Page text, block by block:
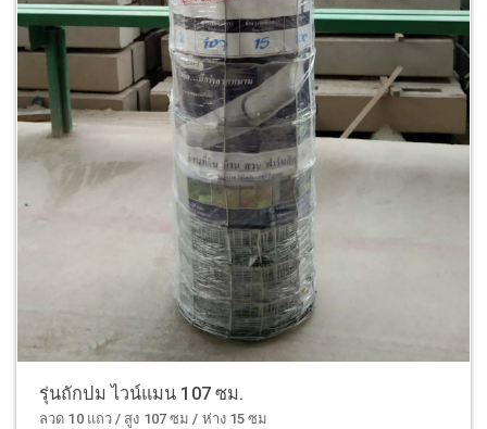
รุ่นถักปม ไวน์แมน 107 ซม.
ลวด 10 แถว / สูง 107 ซม / ห่าง 15 ซม